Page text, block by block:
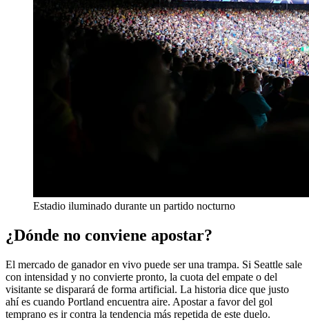
Estadio iluminado durante un partido nocturno
¿Dónde no conviene apostar?
El mercado de ganador en vivo puede ser una trampa. Si Seattle sale
con intensidad y no convierte pronto, la cuota del empate o del
visitante se disparará de forma artificial. La historia dice que justo
ahí es cuando Portland encuentra aire. Apostar a favor del gol
temprano es ir contra la tendencia más repetida de este duelo.